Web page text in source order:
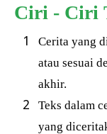
Ciri - Ciri
Cerita yang
atau sesuai
akhir.
Teks dalam
yang